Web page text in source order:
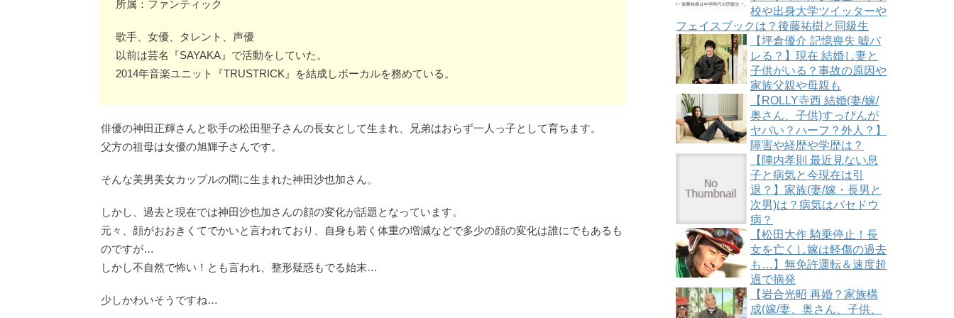
所属：ファンティック
歌手、女優、タレント、声優
以前は芸名『SAYAKA』で活動をしていた。
2014年音楽ユニット『TRUSTRICK』を結成しボーカルを務めている。
俳優の神田正輝さんと歌手の松田聖子さんの長女として生まれ、兄弟はおらず一人っ子として育ちます。
父方の祖母は女優の旭輝子さんです。
そんな美男美女カップルの間に生まれた神田沙也加さん。
しかし、過去と現在では神田沙也加さんの顔の変化が話題となっています。
元々、顔がおおきくてでかいと言われており、自身も若く体重の増減などで多少の顔の変化は誰にでもあるも
のですが…
しかし不自然で怖い！とも言われ、整形疑惑もでる始末…
少しかわいそうですね…
校や出身大学ツイッターや
フェイスブックは？後藤祐樹と同級生
【坪倉優介 記憶喪失 嘘バ
レる？】現在 結婚し妻と
子供がいる？事故の原因や
家族父親や母親も
【ROLLY寺西 結婚(妻/嫁/
奥さん、子供)すっぴんが
ヤバい？ハーフ？外人？】
障害や経歴や学歴は？
【陣内孝則 最近見ない息
子と病気と今現在は引
退？】家族(妻/嫁・長男と
次男)は？病気はバセドウ
病？
【松田大作 騎乗停止！長
女を亡くし嫁は軽傷の過去
も…】無免許運転＆速度超
過で摘発
【岩合光昭 再婚？家族構
成(嫁/妻、奥さん、子供、